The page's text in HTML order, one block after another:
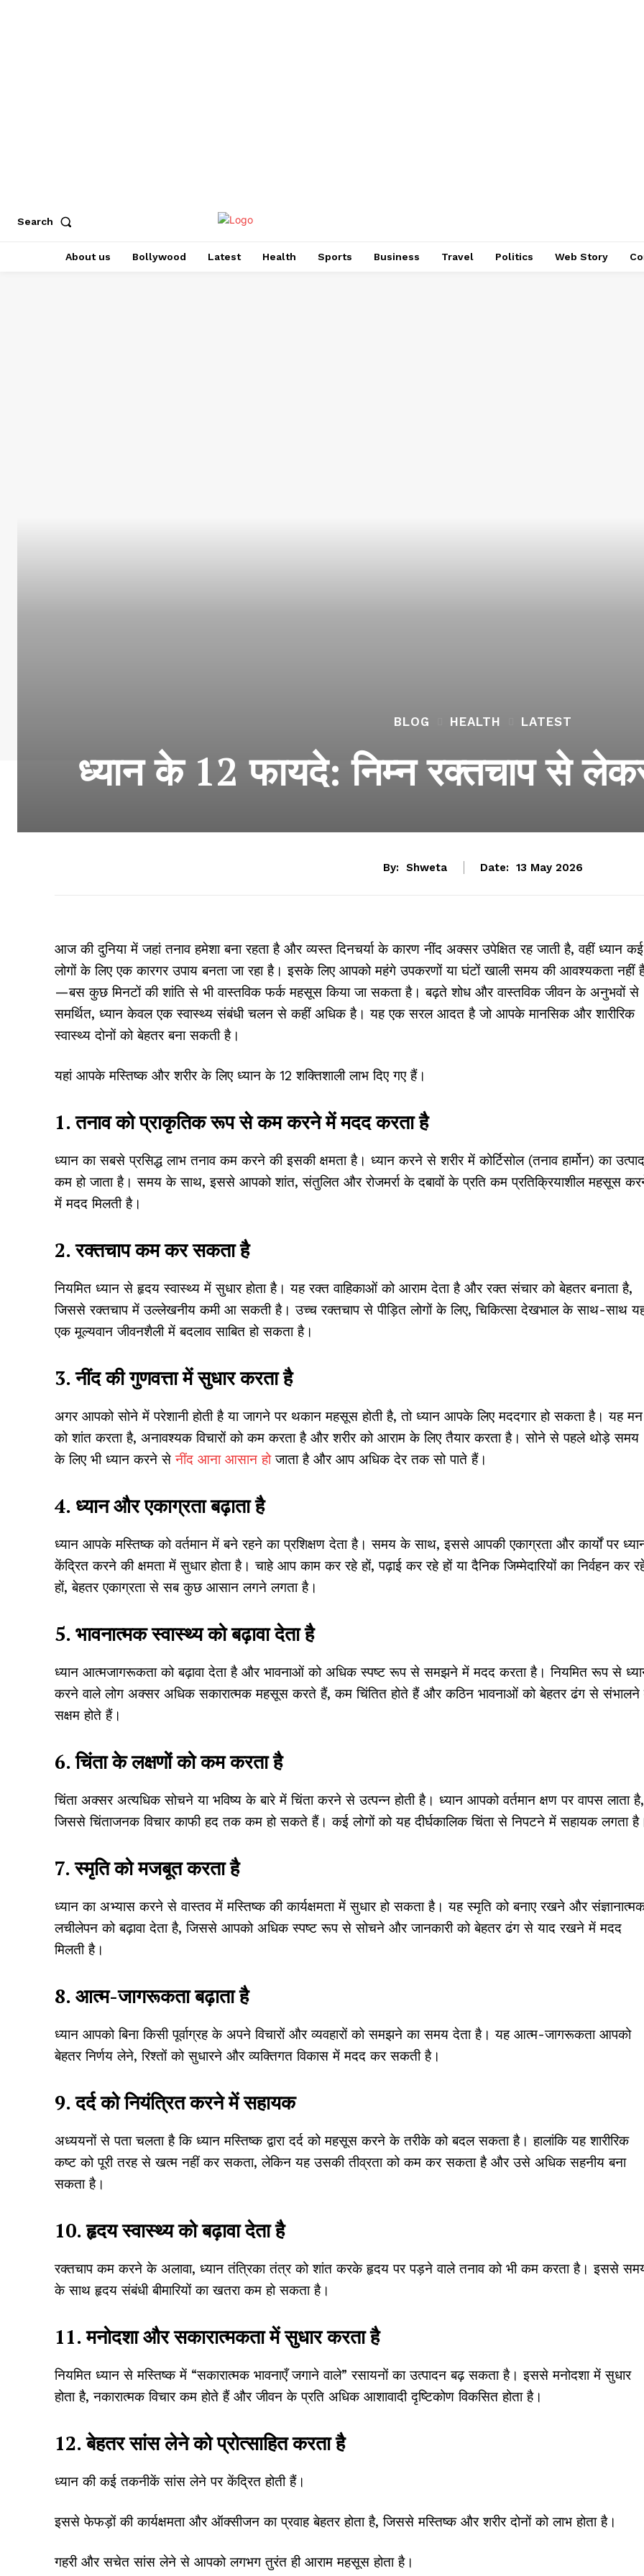
Search
About us Bollywood Latest Health Sports Business Travel Politics Web Story
BLOG HEALTH LATEST
ध्यान के 12 फायदे: निम्न रक्तचाप से
By: Shweta Date: 13 May 2026
आज की दुनिया में जहां तनाव हमेशा बना रहता है और व्यस्त दिनचर्या के कारण नींद अक्सर उपेक्षित रह जाती है, वहीं ध्यान कई
लोगों के लिए एक कारगर उपाय बनता जा रहा है। इसके लिए आपको महंगे उपकरणों या घंटों खाली समय की आवश्यकता नहीं
—बस कुछ मिनटों की शांति से भी वास्तविक फर्क महसूस किया जा सकता है। बढ़ते शोध और वास्तविक जीवन के अनुभवों से
समर्थित, ध्यान केवल एक स्वास्थ्य संबंधी चलन से कहीं अधिक है। यह एक सरल आदत है जो आपके मानसिक और शारीरिक
स्वास्थ्य दोनों को बेहतर बना सकती है।
यहां आपके मस्तिष्क और शरीर के लिए ध्यान के 12 शक्तिशाली लाभ दिए गए हैं।
1. तनाव को प्राकृतिक रूप से कम करने में मदद करता है
ध्यान का सबसे प्रसिद्ध लाभ तनाव कम करने की इसकी क्षमता है। ध्यान करने से शरीर में कोर्टिसोल (तनाव हार्मोन) का
कम हो जाता है। समय के साथ, इससे आपको शांत, संतुलित और रोजमर्रा के दबावों के प्रति कम प्रतिक्रियाशील महसूस
में मदद मिलती है।
2. रक्तचाप कम कर सकता है
नियमित ध्यान से हृदय स्वास्थ्य में सुधार होता है। यह रक्त वाहिकाओं को आराम देता है और रक्त संचार को बेहतर बनाता है,
जिससे रक्तचाप में उल्लेखनीय कमी आ सकती है। उच्च रक्तचाप से पीड़ित लोगों के लिए, चिकित्सा देखभाल के साथ-साथ
एक मूल्यवान जीवनशैली में बदलाव साबित हो सकता है।
3. नींद की गुणवत्ता में सुधार करता है
अगर आपको सोने में परेशानी होती है या जागने पर थकान महसूस होती है, तो ध्यान आपके लिए मददगार हो सकता है। यह मन
को शांत करता है, अनावश्यक विचारों को कम करता है और शरीर को आराम के लिए तैयार करता है। सोने से पहले थोड़े समय
के लिए भी ध्यान करने सेनींद आना आसान होजाता है और आप अधिक देर तक सो पाते हैं।
4. ध्यान और एकाग्रता बढ़ाता है
ध्यान आपके मस्तिष्क को वर्तमान में बने रहने का प्रशिक्षण देता है। समय के साथ, इससे आपकी एकाग्रता और कार्यों पर
केंद्रित करने की क्षमता में सुधार होता है। चाहे आप काम कर रहे हों, पढ़ाई कर रहे हों या दैनिक जिम्मेदारियों का निर्वहन कर
हों, बेहतर एकाग्रता से सब कुछ आसान लगने लगता है।
5. भावनात्मक स्वास्थ्य को बढ़ावा देता है
ध्यान आत्मजागरूकता को बढ़ावा देता है और भावनाओं को अधिक स्पष्ट रूप से समझने में मदद करता है। नियमित रूप से
करने वाले लोग अक्सर अधिक सकारात्मक महसूस करते हैं, कम चिंतित होते हैं और कठिन भावनाओं को बेहतर ढंग से संभालने
सक्षम होते हैं।
6. चिंता के लक्षणों को कम करता है
चिंता अक्सर अत्यधिक सोचने या भविष्य के बारे में चिंता करने से उत्पन्न होती है। ध्यान आपको वर्तमान क्षण पर वापस लाता है,
जिससे चिंताजनक विचार काफी हद तक कम हो सकते हैं। कई लोगों को यह दीर्घकालिक चिंता से निपटने में सहायक लगता
7. स्मृति को मजबूत करता है
ध्यान का अभ्यास करने से वास्तव में मस्तिष्क की कार्यक्षमता में सुधार हो सकता है। यह स्मृति को बनाए रखने और
लचीलेपन को बढ़ावा देता है, जिससे आपको अधिक स्पष्ट रूप से सोचने और जानकारी को बेहतर ढंग से याद रखने में मदद
मिलती है।
8. आत्म-जागरूकता बढ़ाता है
ध्यान आपको बिना किसी पूर्वाग्रह के अपने विचारों और व्यवहारों को समझने का समय देता है। यह आत्म-जागरूकता आपको
बेहतर निर्णय लेने, रिश्तों को सुधारने और व्यक्तिगत विकास में मदद कर सकती है।
9. दर्द को नियंत्रित करने में सहायक
अध्ययनों से पता चलता है कि ध्यान मस्तिष्क द्वारा दर्द को महसूस करने के तरीके को बदल सकता है। हालांकि यह शारीरिक
कष्ट को पूरी तरह से खत्म नहीं कर सकता, लेकिन यह उसकी तीव्रता को कम कर सकता है और उसे अधिक सहनीय बना
सकता है।
10. हृदय स्वास्थ्य को बढ़ावा देता है
रक्तचाप कम करने के अलावा, ध्यान तंत्रिका तंत्र को शांत करके हृदय पर पड़ने वाले तनाव को भी कम करता है। इससे
के साथ हृदय संबंधी बीमारियों का खतरा कम हो सकता है।
11. मनोदशा और सकारात्मकता में सुधार करता है
नियमित ध्यान से मस्तिष्क में “सकारात्मक भावनाएँ जगाने वाले” रसायनों का उत्पादन बढ़ सकता है। इससे मनोदशा में सुधार
होता है, नकारात्मक विचार कम होते हैं और जीवन के प्रति अधिक आशावादी दृष्टिकोण विकसित होता है।
12. बेहतर सांस लेने को प्रोत्साहित करता है
ध्यान की कई तकनीकें सांस लेने पर केंद्रित होती हैं।
इससे फेफड़ों की कार्यक्षमता और ऑक्सीजन का प्रवाह बेहतर होता है, जिससे मस्तिष्क और शरीर दोनों को लाभ होता है।
गहरी और सचेत सांस लेने से आपको लगभग तुरंत ही आराम महसूस होता है।